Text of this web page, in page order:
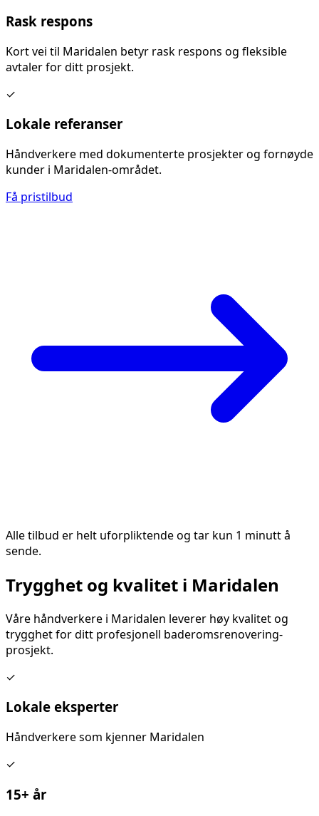
Rask respons
Kort vei til Maridalen betyr rask respons og fleksible
avtaler for ditt prosjekt.
✓
Lokale referanser
Håndverkere med dokumenterte prosjekter og fornøyde
kunder i Maridalen-området.
Få pristilbud
Alle tilbud er helt uforpliktende og tar kun 1 minutt å
sende.
Trygghet og kvalitet i Maridalen
Våre håndverkere i Maridalen leverer høy kvalitet og
trygghet for ditt profesjonell baderomsrenovering-
prosjekt.
✓
Lokale eksperter
Håndverkere som kjenner Maridalen
✓
15+ år